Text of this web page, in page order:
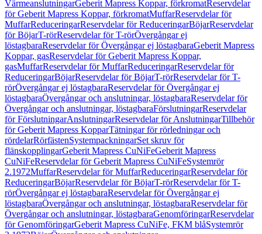
VärmeanslutningarGeberit Mapress Koppar, förkromatReservdelar
för Geberit Mapress Koppar, förkromatMuffarReservdelar för
MuffarReduceringarReservdelar för ReduceringarBöjarReservdelar
för BöjarT-rörReservdelar för T-rörÖvergångar ej
löstagbaraReservdelar för Övergångar ej löstagbaraGeberit Mapress
Koppar, gasReservdelar för Geberit Mapress Koppar,
gasMuffarReservdelar för MuffarReduceringarReservdelar för
ReduceringarBöjarReservdelar för BöjarT-rörReservdelar för T-
rörÖvergångar ej löstagbaraReservdelar för Övergångar ej
löstagbaraÖvergångar och anslutningar, löstagbaraReservdelar för
Övergångar och anslutningar, löstagbaraFörslutningarReservdelar
för FörslutningarAnslutningarReservdelar för AnslutningarTillbehör
för Geberit Mapress KopparTätningar för rörledningar och
rördelarRörfästenSystempackningarSet skruv för
flänskopplingarGeberit Mapress CuNiFeGeberit Mapress
CuNiFeReservdelar för Geberit Mapress CuNiFeSystemrör
2.1972MuffarReservdelar för MuffarReduceringarReservdelar för
ReduceringarBöjarReservdelar för BöjarT-rörReservdelar för T-
rörÖvergångar ej löstagbaraReservdelar för Övergångar ej
löstagbaraÖvergångar och anslutningar, löstagbaraReservdelar för
Övergångar och anslutningar, löstagbaraGenomföringarReservdelar
för GenomföringarGeberit Mapress CuNiFe, FKM blåSystemrör